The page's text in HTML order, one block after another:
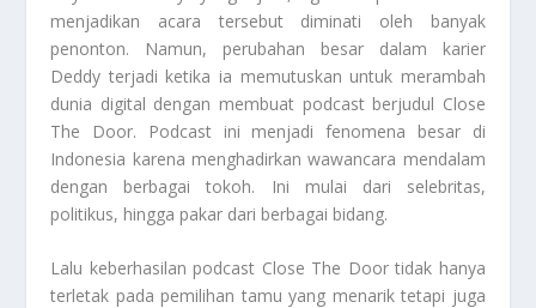
menjadikan acara tersebut diminati oleh banyak
penonton. Namun, perubahan besar dalam karier
Deddy terjadi ketika ia memutuskan untuk merambah
dunia digital dengan membuat podcast berjudul Close
The Door. Podcast ini menjadi fenomena besar di
Indonesia karena menghadirkan wawancara mendalam
dengan berbagai tokoh. Ini mulai dari selebritas,
politikus, hingga pakar dari berbagai bidang.
Lalu keberhasilan podcast Close The Door tidak hanya
terletak pada pemilihan tamu yang menarik tetapi juga